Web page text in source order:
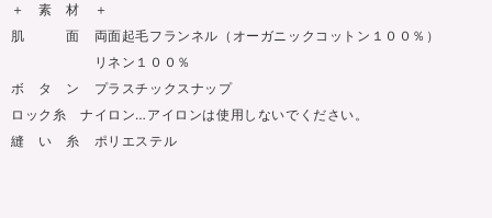
＋ 素 材 ＋
肌 面 両面起毛フランネル（オーガニックコットン１００％）
リネン１００％
ボ タ ン プラスチックスナップ
ロック糸 ナイロン…アイロンは使用しないでください。
縫 い 糸 ポリエステル